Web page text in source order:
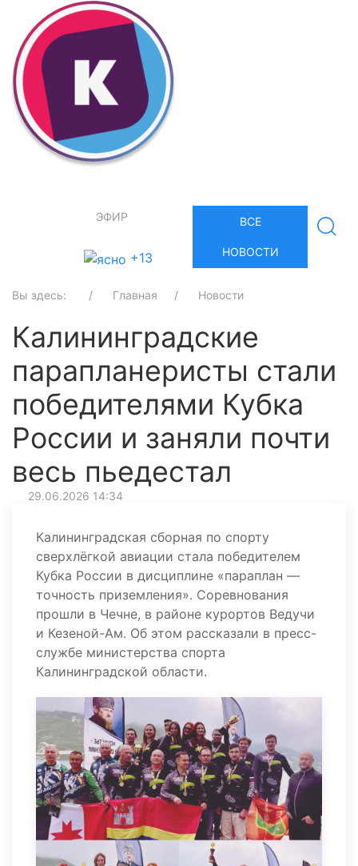
ЭФИР
+13
ВСЕ
НОВОСТИ
Вы здесь: Главная Новости
Калининградские
парапланеристы стали
победителями Кубка
России и заняли почти
весь пьедестал
29.06.2026 14:34
Калининградская сборная по спорту
сверхлёгкой авиации стала победителем
Кубка России в дисциплине «параплан —
точность приземления». Соревнования
прошли в Чечне, в районе курортов Ведучи
и Кезеной-Ам. Об этом рассказали в пресс-
службе министерства спорта
Калининградской области.